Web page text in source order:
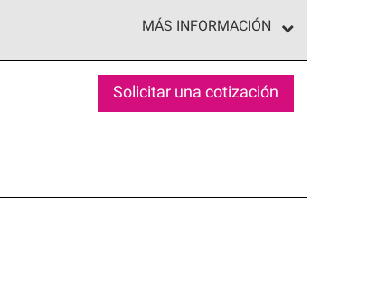
MÁS INFORMACIÓN
confiabilidad.
Solicitar una cotización